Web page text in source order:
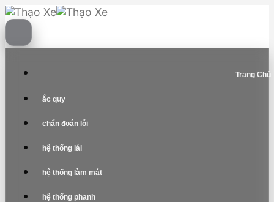
Skip
to
content
Trang Chủ
ắc quy
chẩn đoán lỗi
hệ thống lái
hệ thống làm mát
hệ thống phanh